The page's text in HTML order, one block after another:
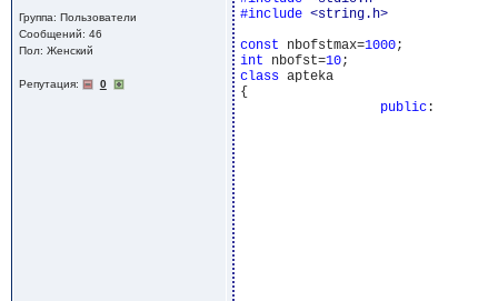
Группа: Пользователи
Сообщений: 46
Пол: Женский
Репутация: 0
#include <string.h>
const nbofstmax=1000
int nbofst=10
class apteka
{
public: